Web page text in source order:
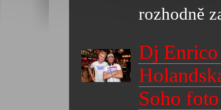
rozhodně
Dj Enrico
Soho